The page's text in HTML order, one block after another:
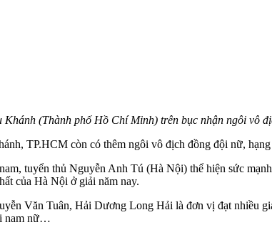
Khánh (Thành phố Hồ Chí Minh) trên bục nhận ngôi vô
TP.HCM còn có thêm ngôi vô địch đồng đội nữ,
tuyển thủ Nguyễn Anh Tú (Hà Nội) thể hiện sức
của Hà Nội ở giải năm nay.
Văn Tuân, Hải Dương Long Hải là đơn vị đạt nhiều
nam nữ…